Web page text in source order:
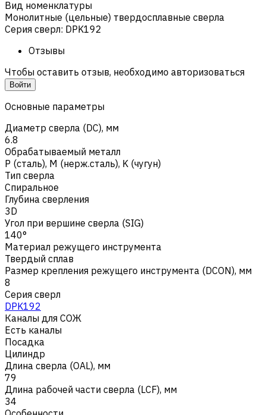
Вид номенклатуры
Монолитные (цельные) твердосплавные сверла
Серия сверл: DPK192
Отзывы
Чтобы оставить отзыв, необходимо авторизоваться
Войти
Основные параметры
Диаметр сверла (DC), мм
6.8
Обрабатываемый металл
Р (сталь), M (нерж.сталь), K (чугун)
Тип сверла
Спиральное
Глубина сверления
3D
Угол при вершине сверла (SIG)
140°
Материал режущего инструмента
Твердый сплав
Размер крепления режущего инструмента (DCON), мм
8
Серия сверл
DPK192
Каналы для СОЖ
Есть каналы
Посадка
Цилиндр
Длина сверла (OAL), мм
79
Длина рабочей части сверла (LCF), мм
34